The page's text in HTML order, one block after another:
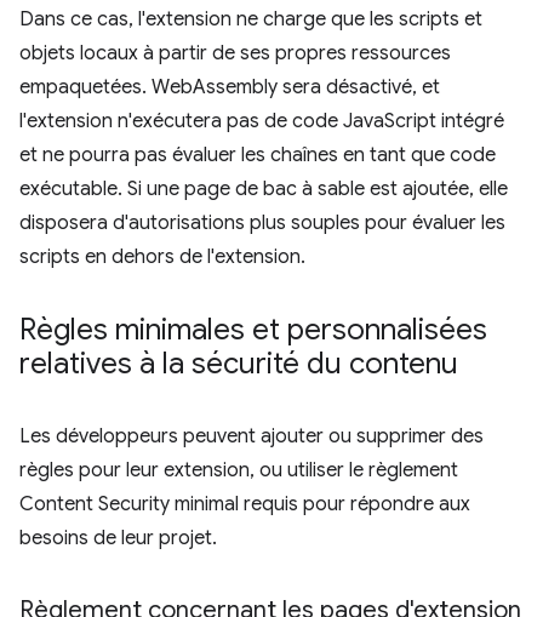
Dans ce cas, l'extension ne charge que les scripts et
objets locaux à partir de ses propres ressources
empaquetées. WebAssembly sera désactivé, et
l'extension n'exécutera pas de code JavaScript intégré
et ne pourra pas évaluer les chaînes en tant que code
exécutable. Si une page de bac à sable est ajoutée, elle
disposera d'autorisations plus souples pour évaluer les
scripts en dehors de l'extension.
Règles minimales et personnalisées
relatives à la sécurité du contenu
Les développeurs peuvent ajouter ou supprimer des
règles pour leur extension, ou utiliser le règlement
Content Security minimal requis pour répondre aux
besoins de leur projet.
Règlement concernant les pages d'extension